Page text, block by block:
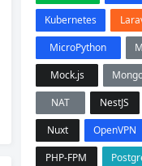
Kubernetes
MicroPython
Mock.js
NAT
NestJS
Nuxt
OpenVPN
PHP-FPM